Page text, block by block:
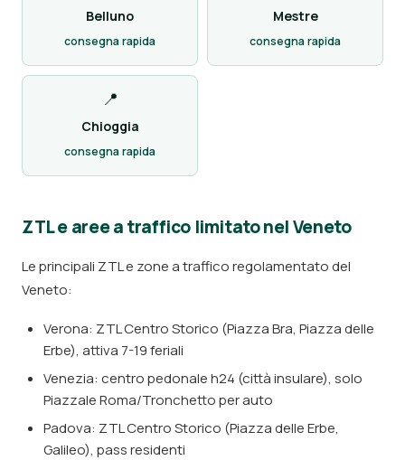
Belluno
consegna rapida
Mestre
consegna rapida
📍
Chioggia
consegna rapida
ZTL e aree a traffico limitato nel Veneto
Le principali ZTL e zone a traffico regolamentato del
Veneto:
Verona: ZTL Centro Storico (Piazza Bra, Piazza delle
Erbe), attiva 7-19 feriali
Venezia: centro pedonale h24 (città insulare), solo
Piazzale Roma/Tronchetto per auto
Padova: ZTL Centro Storico (Piazza delle Erbe,
Galileo), pass residenti